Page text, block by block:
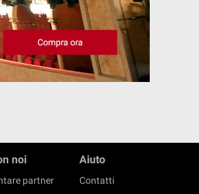
noi
partner
Aiuto
Contatti